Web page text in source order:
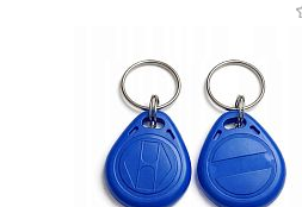
Купить в 1 клик
Сравнение
В наличии